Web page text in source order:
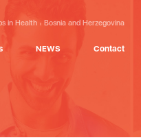
in Health Bosnia and Herzegovina
NEWS Contact